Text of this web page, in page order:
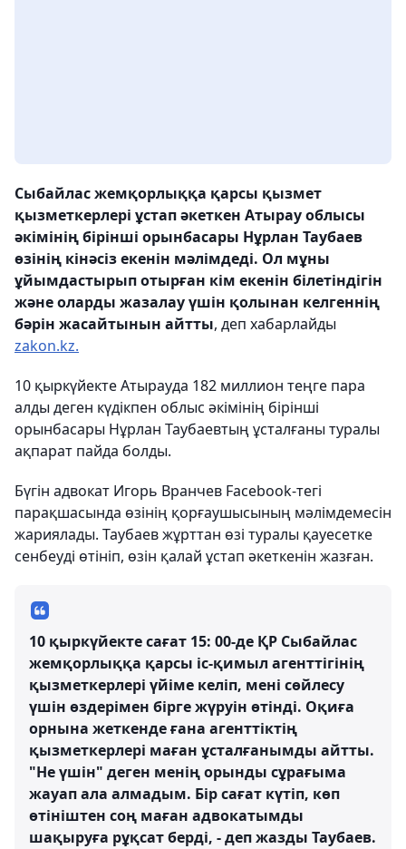
Сыбайлас жемқорлыққа қарсы қызмет
қызметкерлері ұстап әкеткен Атырау облысы
әкімінің бірінші орынбасары Нұрлан Таубаев
өзінің кінәсіз екенін мәлімдеді. Ол мұны
ұйымдастырып отырған кім екенін білетіндігін
және оларды жазалау үшін қолынан келгеннің
бәрін жасайтынын айтты, деп хабарлайды
zakon.kz.
10 қыркүйекте Атырауда 182 миллион теңге пара
алды деген күдікпен облыс әкімінің бірінші
орынбасары Нұрлан Таубаевтың ұсталғаны туралы
ақпарат пайда болды.
Бүгін адвокат Игорь Вранчев Facebook-тегі
парақшасында өзінің қорғаушысының мәлімдемесін
жариялады. Таубаев жұрттан өзі туралы қауесетке
сенбеуді өтініп, өзін қалай ұстап әкеткенін жазған.
10 қыркүйекте сағат 15: 00-де ҚР Сыбайлас
жемқорлыққа қарсы іс-қимыл агенттігінің
қызметкерлері үйіме келіп, мені сөйлесу
үшін өздерімен бірге жүруін өтінді. Оқиға
орнына жеткенде ғана агенттіктің
қызметкерлері маған ұсталғанымды айтты.
"Не үшін" деген менің орынды сұрағыма
жауап ала алмадым. Бір сағат күтіп, көп
өтініштен соң маған адвокатымды
шақыруға рұқсат берді, - деп жазды Таубаев.